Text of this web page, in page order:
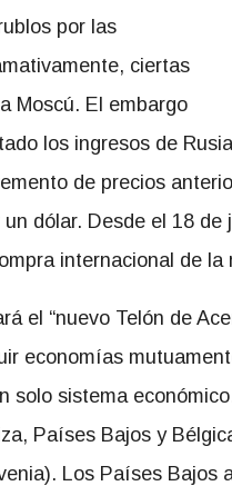
por las
ciertas
Moscú. El embargo
los ingresos de
de precios
dólar. Desde el 18
internacional de la
el “nuevo Telón de
economías
solo sistema
Países Bajos y
Los Países Bajos